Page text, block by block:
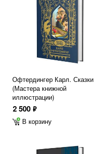
Офтердингер Карл. Сказки
(Мастера книжной
иллюстрации)
2 500 ф
В корзину